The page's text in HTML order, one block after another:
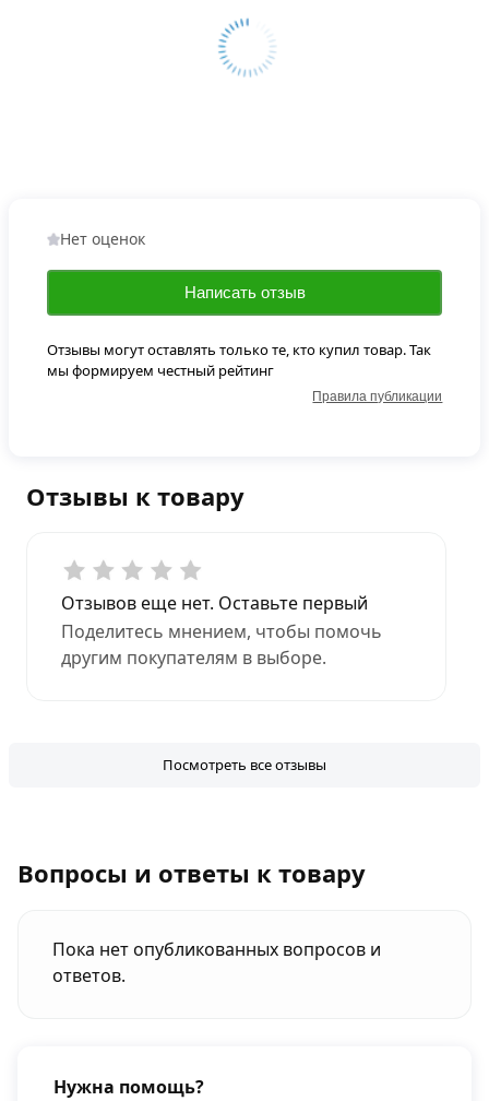
Отзывы к товару
Отзывов еще нет. Оставьте первый
Поделитесь мнением, чтобы помочь
другим покупателям в выборе.
Посмотреть все отзывы
Нет оценок
Написать отзыв
Отзывы могут оставлять только те, кто купил товар. Так
мы формируем честный рейтинг
Правила публикации
Вопросы и ответы к товару
Пока нет опубликованных вопросов и
ответов.
Нужна помощь?